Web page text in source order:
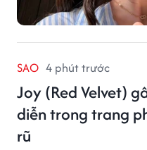
SAO 4 phút trước
Joy (Red Velvet)
diễn trong trang
rũ